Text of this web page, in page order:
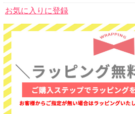
お気に入りに登録